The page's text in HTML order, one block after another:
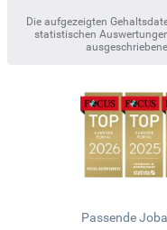
Die aufgezeigten
statistischen
Passende